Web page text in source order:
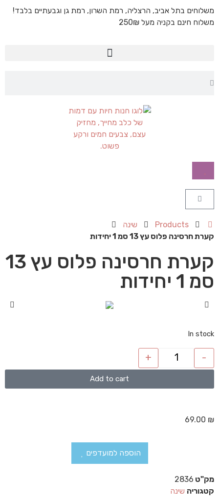
משלוחים בתל אביב, הרצליה, רמת השרון, רמת גן וגבעתיים בלבד!
משלוח חינם בקניה מעל 250₪
Products
שינה
קערת חרסינה פלוס עץ 13 סמ 1 יחידות
קערת חרסינה פלוס עץ 13
סמ 1 יחידות
In stock
-
+
Add to cart
69.00 ₪
הוספה למועדפים
מק"ט 2836
קטגוריה שינה